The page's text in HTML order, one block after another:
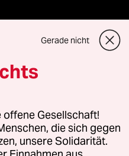
GmbH
Fragen oder für Genehmigungen
Gerade nicht
Gesellschaft!
die sich gegen
unsere Solidarität.